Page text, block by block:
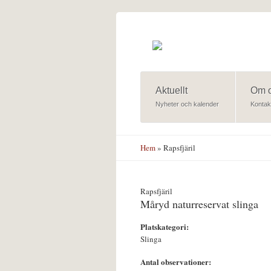
Aktuellt
Nyheter och kalender
Om
Hem» Rapsfjäril
Rapsfjäril
Måryd naturreservat slinga
Platskategori:
Slinga
Antal observationer: